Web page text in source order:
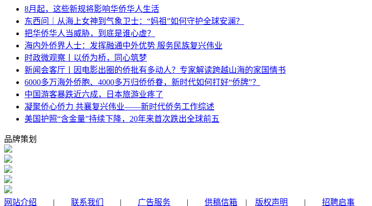
8月起，这些新规将影响华侨华人生活
东西问｜从海上女神到气象卫士：“妈祖”如何守护全球安澜？
把华侨华人当威胁，到底是谁心虚？
海内外侨界人士：发挥融通中外优势 服务民族复兴伟业
时政微观察丨以侨为桥，同心筑梦
新闻会客厅丨因电影出圈的侨批有多动人？专家解读跨越山海的家国情书
6000多万海外侨胞、4000多万归侨侨眷，新时代如何打好“侨牌”？
中国游客暴跌近六成，日本旅游业疼了
凝聚侨心侨力 共襄复兴伟业——新时代侨务工作综述
美国护照“含金量”持续下降，20年来首次跌出全球前五
品牌策划
网站介绍 | 联系我们 | 广告服务 | 供稿信箱 | 版权声明 | 招聘启事